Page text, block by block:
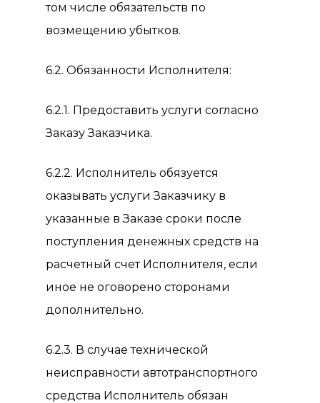
том числе обязательств по
возмещению убытков.
6.2. Обязанности Исполнителя:
6.2.1. Предоставить услуги согласно
Заказу Заказчика.
6.2.2. Исполнитель обязуется
оказывать услуги Заказчику в
указанные в Заказе сроки после
поступления денежных средств на
расчетный счет Исполнителя, если
иное не оговорено сторонами
дополнительно.
6.2.3. В случае технической
неисправности автотранспортного
средства Исполнитель обязан